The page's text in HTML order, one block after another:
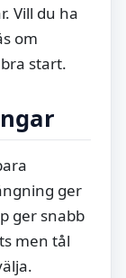
Vill du ha
om
start.
ger
ger snabb
men tål